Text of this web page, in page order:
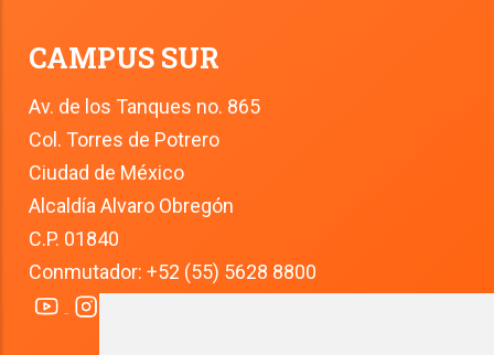
CAMPUS SUR
Av. de los Tanques no. 865
Col. Torres de Potrero
Ciudad de México
Alcaldía Alvaro Obregón
C.P. 01840
Conmutador: +52 (55) 5628 8800